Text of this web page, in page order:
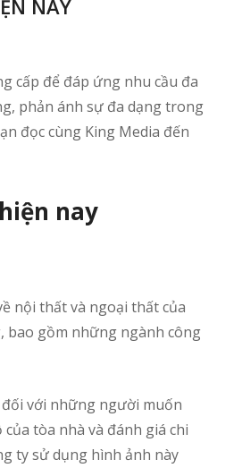
NAY
cấp để đáp ứng nhu cầu đa
phản ánh sự đa dạng trong
đọc cùng King Media đến
nay
nội thất và ngoại thất của
bao gồm những ngành công
với những người muốn
tòa nhà và đánh giá chi
ty sử dụng hình ảnh này